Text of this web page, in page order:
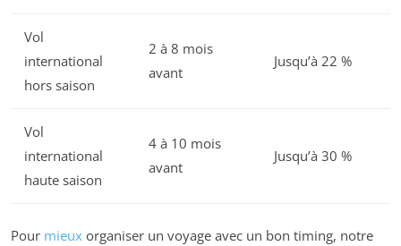
Vol
international
hors saison
2 à 8 mois
avant
Jusqu’à 22 %
Vol
international
haute saison
4 à 10 mois
avant
Jusqu’à 30 %
Pour mieux organiser un voyage avec un bon timing, notre